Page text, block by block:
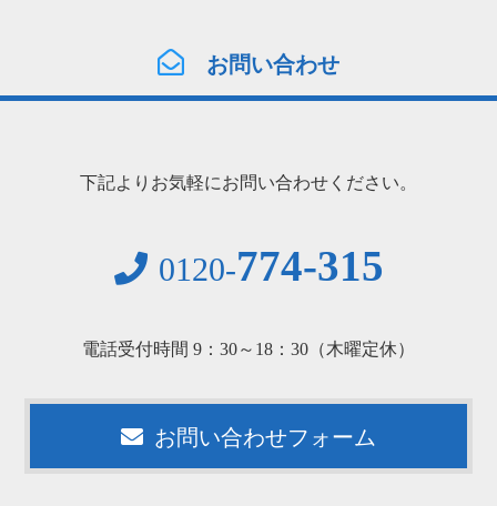
お問い合わせ
下記よりお気軽にお問い合わせください。
0120-774-315
電話受付時間 9：30～18：30（木曜定休）
お問い合わせフォーム